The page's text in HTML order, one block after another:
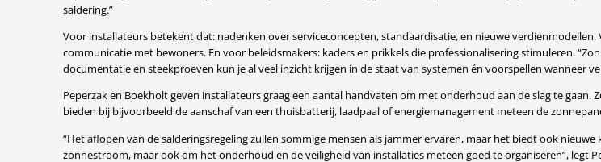
saldering.”
Voor installateurs betekent dat: nadenken over serviceconcepten, standaardisatie, en nieuwe
communicatie met bewoners. En voor beleidsmakers: kaders en prikkels die professionalisering stimuleren.
documentatie en steekproeven kun je al veel inzicht krijgen in de staat van systemen én voorspellen wanneer
Peperzak en Boekholt geven installateurs graag een aantal handvaten om met onderhoud aan de slag te
bieden bij bijvoorbeeld de aanschaf van een thuisbatterij, laadpaal of energiemanagement meteen de
“Het aflopen van de salderingsregeling zullen sommige mensen als jammer ervaren, maar het biedt ook
zonnestroom, maar ook om het onderhoud en de veiligheid van installaties meteen goed te organiseren”, legt